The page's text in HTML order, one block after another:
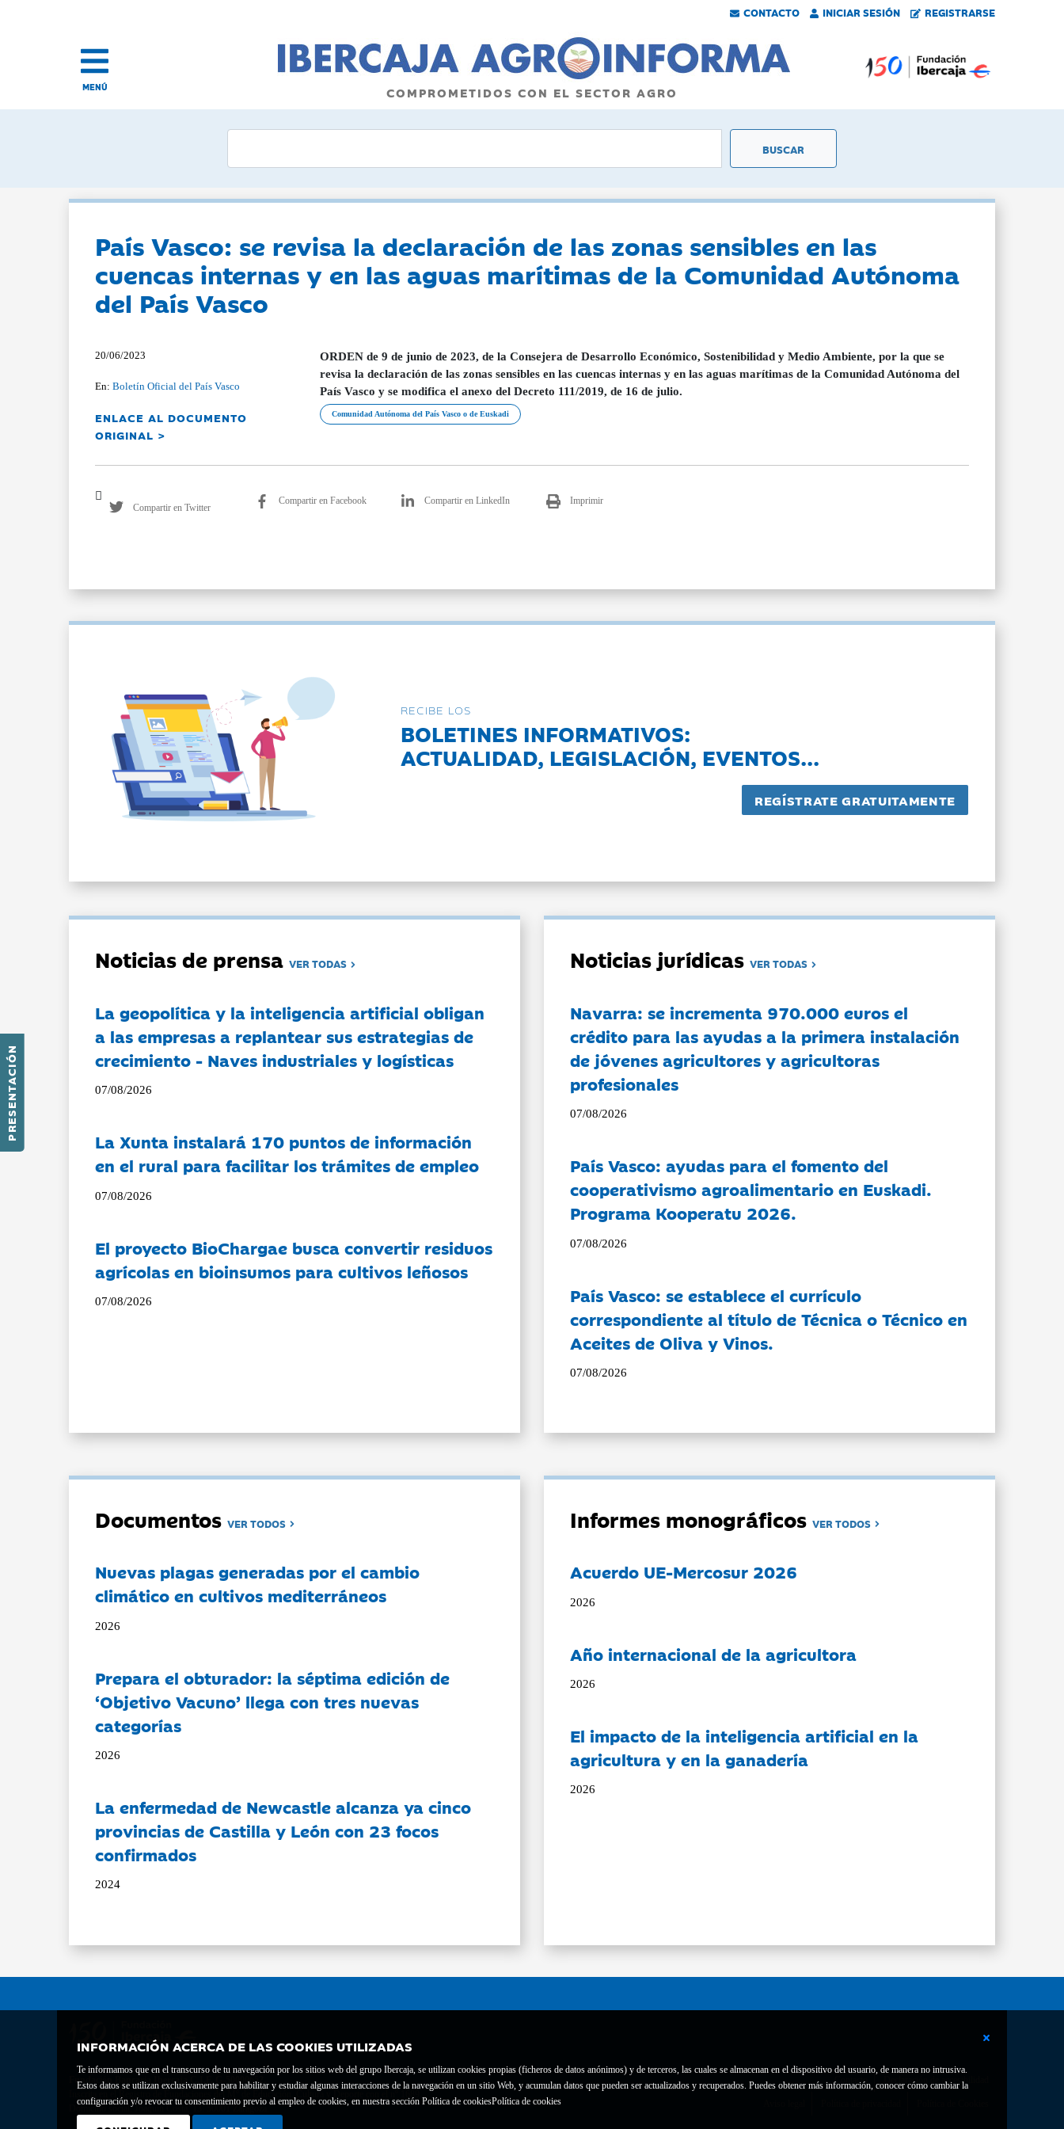
CONTACTO INICIAR SESIÓN REGISTRARSE
PRESENTACIÓN
MENÚ COMPROMETIDOS CON EL SECTOR AGRO
INFORMACIÓN ACERCA DE LAS COOKIES UTILIZADAS
Te informamos que en el transcurso de tu navegación por los sitios web del grupo Ibercaja, se utilizan cookies propias (ficheros de datos anónimos) y de terceros, las cuales se almacenan en el dispositivo del usuario, de manera no intrusiva.
Estos datos se utilizan exclusivamente para habilitar y estudiar algunas interacciones de la navegación en un sitio Web, y acumulan datos que pueden ser actualizados y recuperados. Puedes obtener más información, conocer cómo cambiar la
configuración y/o revocar tu consentimiento previo al empleo de cookies, en nuestra sección Política de cookiesPolítica de cookies
País Vasco: se revisa la declaración de las zonas sensibles en las
cuencas internas y en las aguas marítimas de la Comunidad Autónoma
del País Vasco
20/06/2023
En:Boletín Oficial del País Vasco
ENLACE AL DOCUMENTO
ORIGINAL >
ORDEN de 9 de junio de 2023, de la Consejera de Desarrollo Económico, Sostenibilidad y Medio Ambiente, por la que se
revisa la declaración de las zonas sensibles en las cuencas internas y en las aguas marítimas de la Comunidad Autónoma del
País Vasco y se modifica el anexo del Decreto 111/2019, de 16 de julio.
Comunidad Autónoma del País Vasco o de Euskadi
Compartir en Twitter
Compartir en Facebook Compartir en LinkedIn Imprimir
RECIBE LOS
BOLETINES INFORMATIVOS:
ACTUALIDAD, LEGISLACIÓN, EVENTOS...
Noticias de prensaVER TODAS
La geopolítica y la inteligencia artificial obligan
a las empresas a replantear sus estrategias de
crecimiento - Naves industriales y logísticas
07/08/2026
La Xunta instalará 170 puntos de información
en el rural para facilitar los trámites de empleo
07/08/2026
El proyecto BioChargae busca convertir residuos
agrícolas en bioinsumos para cultivos leñosos
07/08/2026
Noticias jurídicasVER TODAS
Navarra: se incrementa 970.000 euros el
crédito para las ayudas a la primera instalación
de jóvenes agricultores y agricultoras
profesionales
07/08/2026
País Vasco: ayudas para el fomento del
cooperativismo agroalimentario en Euskadi.
Programa Kooperatu 2026.
07/08/2026
País Vasco: se establece el currículo
correspondiente al título de Técnica o Técnico en
Aceites de Oliva y Vinos.
07/08/2026
DocumentosVER TODOS
Nuevas plagas generadas por el cambio
climático en cultivos mediterráneos
2026
Prepara el obturador: la séptima edición de
‘Objetivo Vacuno’ llega con tres nuevas
categorías
2026
La enfermedad de Newcastle alcanza ya cinco
provincias de Castilla y León con 23 focos
confirmados
2024
Informes monográficosVER TODOS
Acuerdo UE-Mercosur 2026
2026
Año internacional de la agricultora
2026
El impacto de la inteligencia artificial en la
agricultura y en la ganadería
2026
Fundación Bancaria Ibercaja C.I.F. G-50000652.
Inscrita en el Registro de Fundaciones del Mº de Educación, Cultura y Deporte con el nº 1689.
Domicilio social: Joaquín Costa, 13. 50001 Zaragoza.
Contacto Declaración de accesibilidad